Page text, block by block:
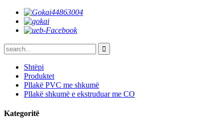
Shtëpi
Produktet
Pllakë PVC me shkumë
Pllakë shkumë e ekstruduar me CO
Kategoritë